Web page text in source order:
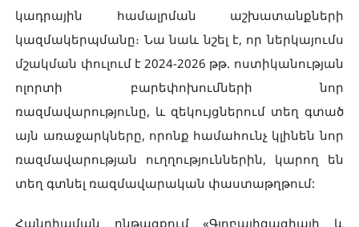
կադրային համալրման աշխատանքների
կազմակերպմանը։ Նա նաև նշել է, որ ներկայումս
մշակման փուլում է 2024-2026 թթ. ոստիկանության
ոլորտի բարեփոխումների նոր
ռազմավարությունը, և զեկույցներում տեղ գտած
այն առաջարկները, որոնք համահունչ կլինեն նոր
ռազմավարության ուղղություններին, կարող են
տեղ գտնել ռազմավարական փաստաթղթում:
Հանդիպման ընթացքում «Գլոբալիզացիայի և